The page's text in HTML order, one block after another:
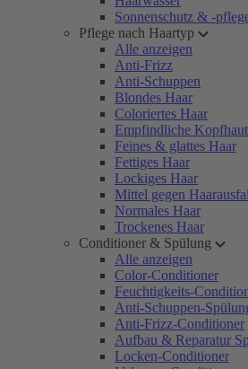
Sonnenschutz & -
Pflege nach Haartyp
Alle anzeigen
Anti-Frizz
Anti-Schuppen
Blondes Haar
Coloriertes Haar
Empfindliche Kopfhaut
Feines & glattes Haar
Fettiges Haar
Lockiges Haar
Mittel gegen
Normales Haar
Trockenes Haar
Conditioner & Spülung
Alle anzeigen
Color-Conditioner
Feuchtigkeits-
Anti-Schuppen-
Anti-Frizz-Conditioner
Aufbau & Reparatur
Locken-Conditioner